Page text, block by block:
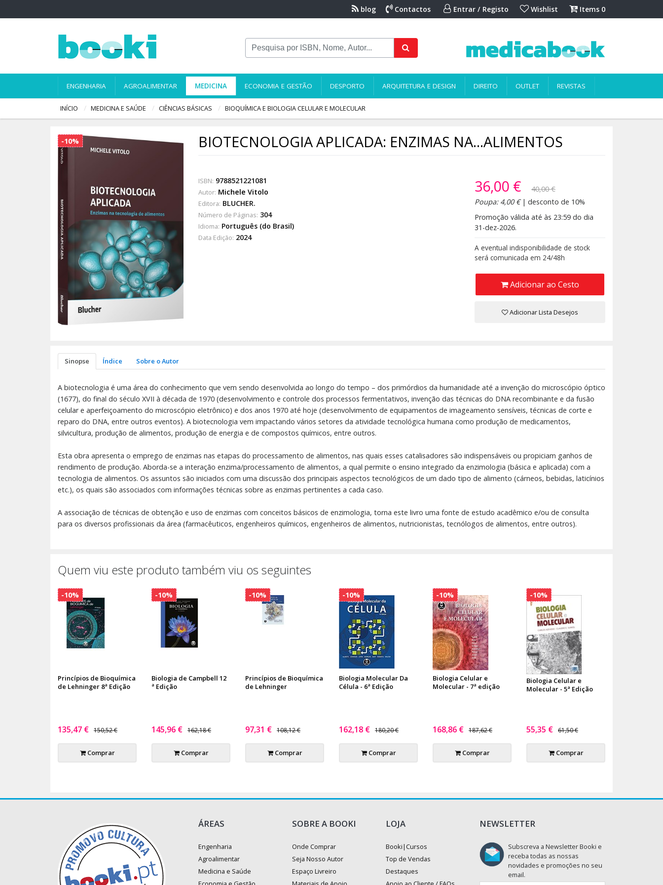
blog Contactos Entrar / Registo Wishlist Items 0
ENGENHARIA AGROALIMENTAR MEDICINA ECONOMIA E GESTÃO DESPORTO ARQUITETURA E DESIGN DIREITO OUTLET REVISTAS
INÍCIO MEDICINA E SAÚDE CIÊNCIAS BÁSICAS BIOQUÍMICA E BIOLOGIA CELULAR E MOLECULAR
-10% BIOTECNOLOGIA APLICADA: ENZIMAS NA...ALIMENTOS
ISBN: 9788521221081
Autor: Michele Vitolo
Editora: BLUCHER.
Número de Páginas: 304
Idioma: Português (do Brasil)
Data Edição: 2024
36,00 €
40,00 €
Poupa: 4,00 €| desconto de 10%
Promoção válida até às 23:59 do dia
31-dez-2026.
A eventual indisponibilidade de stock
será comunicada em 24/48h
Adicionar ao Cesto
Adicionar Lista Desejos
Sinopse Índice Sobre o Autor
A biotecnologia é uma área do conhecimento que vem sendo desenvolvida ao longo do tempo – dos primórdios da humanidade até a invenção do microscópio óptico
(1677), do final do século XVII à década de 1970 (desenvolvimento e controle dos processos fermentativos, invenção das técnicas do DNA recombinante e da fusão
celular e aperfeiçoamento do microscópio eletrônico) e dos anos 1970 até hoje (desenvolvimento de equipamentos de imageamento sensíveis, técnicas de corte e
reparo do DNA, entre outros eventos). A biotecnologia vem impactando vários setores da atividade tecnológica humana como produção de medicamentos,
silvicultura, produção de alimentos, produção de energia e de compostos químicos, entre outros.
Esta obra apresenta o emprego de enzimas nas etapas do processamento de alimentos, nas quais esses catalisadores são indispensáveis ou propiciam ganhos de
rendimento de produção. Aborda-se a interação enzima/processamento de alimentos, a qual permite o ensino integrado da enzimologia (básica e aplicada) com a
tecnologia de alimentos. Os assuntos são iniciados com uma discussão dos principais aspectos tecnológicos de um dado tipo de alimento (cárneos, bebidas, laticínios
etc.), os quais são associados com informações técnicas sobre as enzimas pertinentes a cada caso.
A associação de técnicas de obtenção e uso de enzimas com conceitos básicos de enzimologia, torna este livro uma fonte de estudo acadêmico e/ou de consulta
para os diversos profissionais da área (farmacêuticos, engenheiros químicos, engenheiros de alimentos, nutricionistas, tecnólogos de alimentos, entre outros).
Quem viu este produto também viu os seguintes
Princípios de Bioquímica
de Lehninger 8ª Edição
135,47 € 150,52 €
Comprar
-10%
Biologia de Campbell 12
ª Edição
145,96 € 162,18 €
Comprar
-10%
Princípios de Bioquímica
de Lehninger
97,31 € 108,12 €
Comprar
-10%
Biologia Molecular Da
Célula - 6ª Edição
162,18 € 180,20 €
Comprar
-10%
Biologia Celular e
Molecular - 7ª edição
168,86 € 187,62 €
Comprar
-10%
Biologia Celular e
Molecular - 5ª Edição
55,35 € 61,50 €
Comprar
-10%
ÁREAS
Engenharia
Agroalimentar
Medicina e Saúde
SOBRE A BOOKI
Onde Comprar
Seja Nosso Autor
Espaço Livreiro
LOJA
Booki|Cursos
Top de Vendas
Destaques
NEWSLETTER
Subscreva a Newsletter Booki e
receba todas as nossas
novidades e promoções no seu
email.